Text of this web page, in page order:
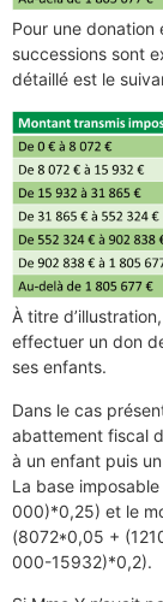
Pour une donation
successions sont
détaillé est le
À titre
effectuer un don
ses enfants.
Dans le cas
abattement fiscal
à un enfant puis
La base
000)*0,25) et le
(8072*0,05 +
000-15932)*0,2).